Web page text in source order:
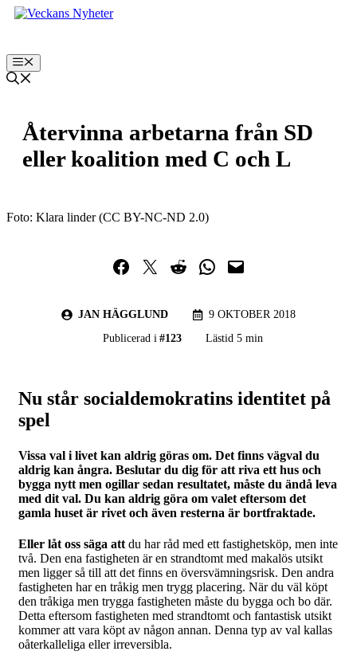
Hoppa
Meny
Återvinna arbetarna från SD
eller koalition med C och L
Foto: Klara linder (CC BY-NC-ND 2.0)
Dela på Facebook
Dela på TwitterDela på RedditDela i WhatsApp
Maila en länk
JAN HÄGGLUND
9 OKTOBER 2018
Publicerad i #123 Lästid 5 min
Nu står socialdemokratins identitet på
spel
Vissa val i livet kan aldrig göras om. Det finns vägval du
aldrig kan ångra. Beslutar du dig för att riva ett hus och
bygga nytt men ogillar sedan resultatet, måste du ändå leva
med dit val. Du kan aldrig göra om valet eftersom det
gamla huset är rivet och även resterna är bortfraktade.
Eller låt oss säga att du har råd med ett fastighetsköp, men inte
två. Den ena fastigheten är en strandtomt med makalös utsikt
men ligger så till att det finns en översvämningsrisk. Den andra
fastigheten har en tråkig men trygg placering. När du väl köpt
den tråkiga men trygga fastigheten måste du bygga och bo där.
Detta eftersom fastigheten med strandtomt och fantastisk utsikt
kommer att vara köpt av någon annan. Denna typ av val kallas
oåterkalleliga eller irreversibla.